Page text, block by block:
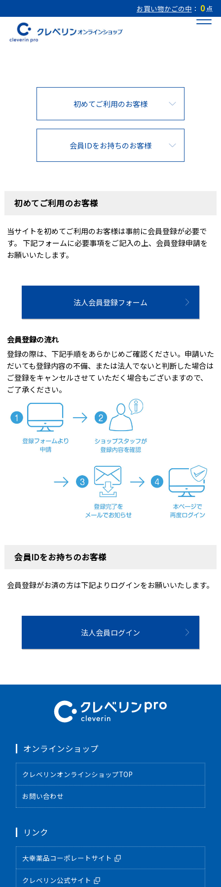
お買い物かごの中 ： 0 点
初めてご利用のお客様
会員IDをお持ちのお客様
初めてご利用のお客様
当サイトを初めてご利用のお客様は事前に会員登録が必要で
す。 下記フォームに必要事項をご記入の上、会員登録申請を
お願いいたします。
法人会員登録フォーム
会員登録の流れ
登録の際は、下記手順をあらかじめご確認ください。申請いた
だいても登録内容の不備、または法人でないと判断した場合は
ご登録をキャンセルさせて いただく場合もございますので、
ご了承ください。
会員IDをお持ちのお客様
会員登録がお済の方は下記よりログインをお願いいたします。
法人会員ログイン
オンラインショップ
クレベリンオンラインショップTOP
お問い合わせ
リンク
大幸薬品コーポレートサイト
クレベリン公式サイト